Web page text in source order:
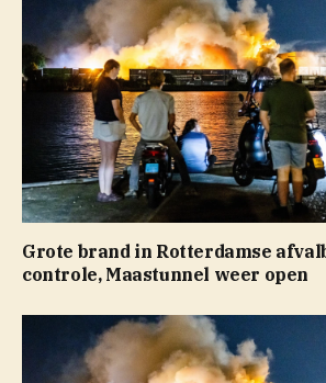
Grote brand in Rotterdamse
controle, Maastunnel weer open